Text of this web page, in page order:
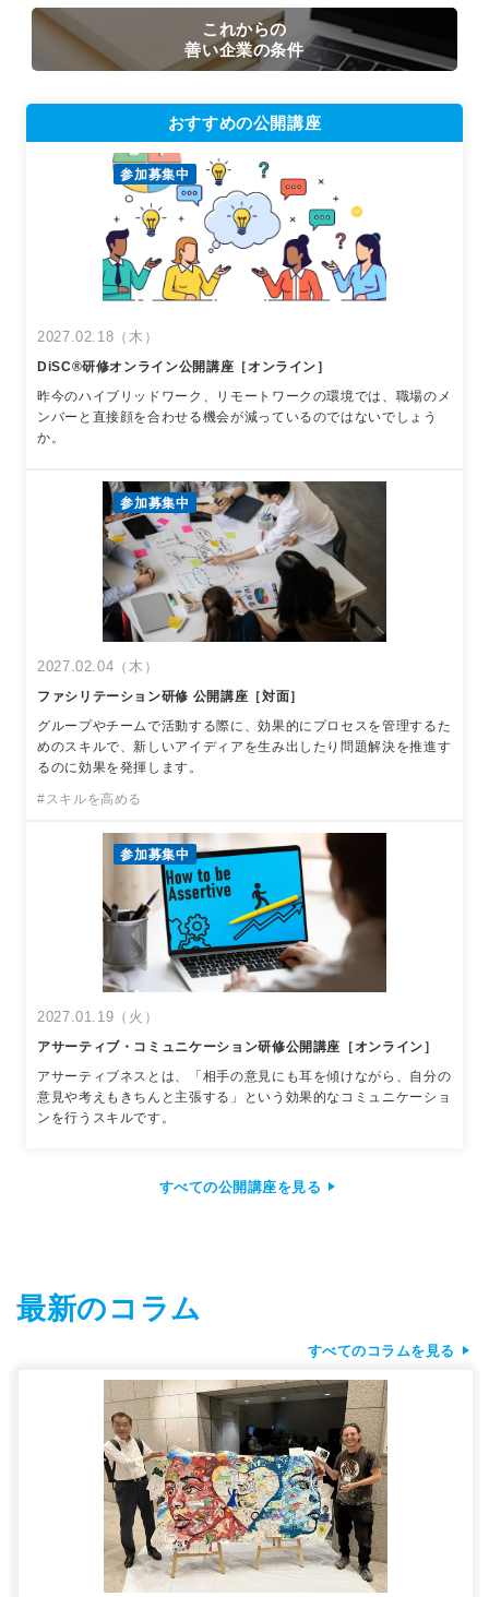
これからの
善い企業の条件
おすすめの公開講座
参加募集中
2027.02.18（木）
DiSC®︎研修オンライン公開講座［オンライン］
昨今のハイブリッドワーク、リモートワークの環境では、職場のメ
ンバーと直接顔を合わせる機会が減っているのではないでしょう
か。
参加募集中
2027.02.04（木）
ファシリテーション研修 公開講座［対面］
グループやチームで活動する際に、効果的にプロセスを管理するた
めのスキルで、新しいアイディアを生み出したり問題解決を推進す
るのに効果を発揮します。
#スキルを高める
参加募集中
2027.01.19（火）
アサーティブ・コミュニケーション研修公開講座［オンライン］
アサーティブネスとは、「相手の意見にも耳を傾けながら、自分の
意見や考えもきちんと主張する」という効果的なコミュニケーショ
ンを行うスキルです。
すべての公開講座を見る
最新のコラム
すべてのコラムを見る